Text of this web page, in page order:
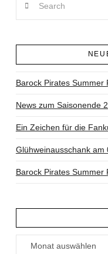
Barock Pirates Summer
News zum Saisonende
Ein Zeichen für die
Glühweinausschank am
Barock Pirates Summer
Archiv